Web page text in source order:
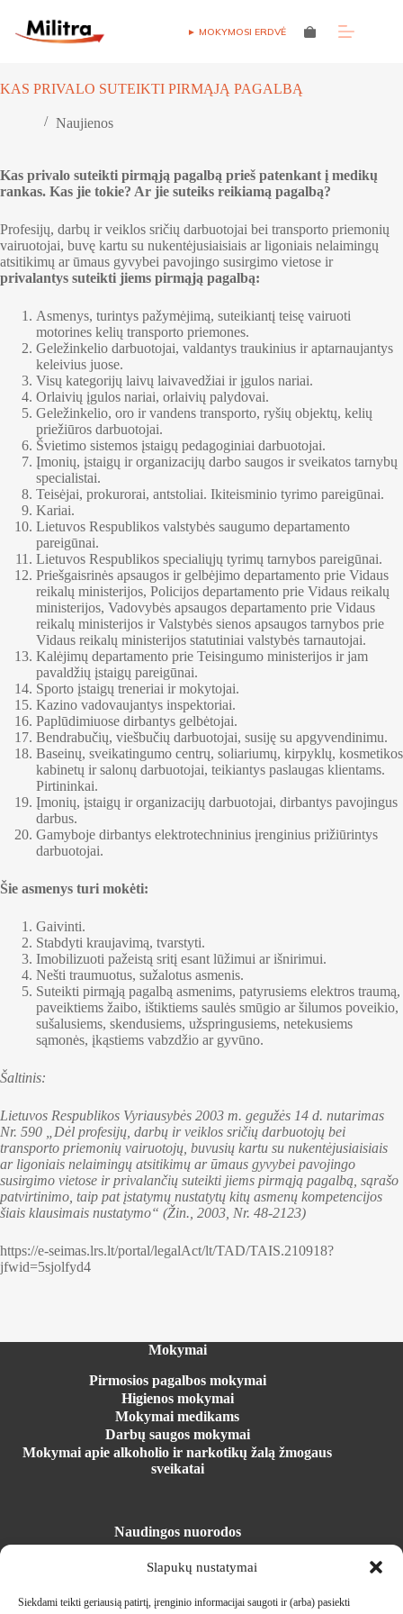
Slapukų nustatymai
Siekdami teikti geriausią patirtį, įrenginio informacijai saugoti ir (arba) pasiekti
content
► MOKYMOSI ERDVĖ
Shopping
KAS PRIVALO SUTEIKTI PIRMĄJĄ PAGALBĄ
Naujienos
Kas privalo suteikti pirmąją pagalbą prieš patenkant į medikų
rankas. Kas jie tokie? Ar jie suteiks reikiamą pagalbą?
Profesijų, darbų ir veiklos sričių darbuotojai bei transporto priemonių
vairuotojai, buvę kartu su nukentėjusiaisiais ar ligoniais nelaimingų
atsitikimų ar ūmaus gyvybei pavojingo susirgimo vietose ir
privalantys suteikti jiems pirmąją pagalbą:
Asmenys, turintys pažymėjimą, suteikiantį teisę vairuoti
motorines kelių transporto priemones.
Geležinkelio darbuotojai, valdantys traukinius ir aptarnaujantys
keleivius juose.
Visų kategorijų laivų laivavedžiai ir įgulos nariai.
Orlaivių įgulos nariai, orlaivių palydovai.
Geležinkelio, oro ir vandens transporto, ryšių objektų, kelių
priežiūros darbuotojai.
Švietimo sistemos įstaigų pedagoginiai darbuotojai.
Įmonių, įstaigų ir organizacijų darbo saugos ir sveikatos tarnybų
specialistai.
Teisėjai, prokurorai, antstoliai. Ikiteisminio tyrimo pareigūnai.
Kariai.
Lietuvos Respublikos valstybės saugumo departamento
pareigūnai.
Lietuvos Respublikos specialiųjų tyrimų tarnybos pareigūnai.
Priešgaisrinės apsaugos ir gelbėjimo departamento prie Vidaus
reikalų ministerijos, Policijos departamento prie Vidaus reikalų
ministerijos, Vadovybės apsaugos departamento prie Vidaus
reikalų ministerijos ir Valstybės sienos apsaugos tarnybos prie
Vidaus reikalų ministerijos statutiniai valstybės tarnautojai.
Kalėjimų departamento prie Teisingumo ministerijos ir jam
pavaldžių įstaigų pareigūnai.
Sporto įstaigų treneriai ir mokytojai.
Kazino vadovaujantys inspektoriai.
Paplūdimiuose dirbantys gelbėtojai.
Bendrabučių, viešbučių darbuotojai, susiję su apgyvendinimu.
Baseinų, sveikatingumo centrų, soliariumų, kirpyklų, kosmetikos
kabinetų ir salonų darbuotojai, teikiantys paslaugas klientams.
Pirtininkai.
Įmonių, įstaigų ir organizacijų darbuotojai, dirbantys pavojingus
darbus.
Gamyboje dirbantys elektrotechninius įrenginius prižiūrintys
darbuotojai.
Šie asmenys turi mokėti:
Gaivinti.
Stabdyti kraujavimą, tvarstyti.
Imobilizuoti pažeistą sritį esant lūžimui ar išnirimui.
Nešti traumuotus, sužalotus asmenis.
Suteikti pirmąją pagalbą asmenims, patyrusiems elektros traumą,
paveiktiems žaibo, ištiktiems saulės smūgio ar šilumos poveikio,
sušalusiems, skendusiems, užspringusiems, netekusiems
sąmonės, įkąstiems vabzdžio ar gyvūno.
Šaltinis:
Lietuvos Respublikos Vyriausybės 2003 m. gegužės 14 d. nutarimas
Nr. 590 „Dėl profesijų, darbų ir veiklos sričių darbuotojų bei
transporto priemonių vairuotojų, buvusių kartu su nukentėjusiaisiais
ar ligoniais nelaimingų atsitikimų ar ūmaus gyvybei pavojingo
susirgimo vietose ir privalančių suteikti jiems pirmąją pagalbą, sąrašo
patvirtinimo, taip pat įstatymų nustatytų kitų asmenų kompetencijos
šiais klausimais nustatymo“ (Žin., 2003, Nr. 48-2123)
https://e-seimas.lrs.lt/portal/legalAct/lt/TAD/TAIS.210918?
jfwid=5sjolfyd4
Mokymai
Pirmosios pagalbos mokymai
Higienos mokymai
Mokymai medikams
Darbų saugos mokymai
Mokymai apie alkoholio ir narkotikų žalą žmogaus
sveikatai
Naudingos nuorodos
Registracija į mokymus
Parduotuvė